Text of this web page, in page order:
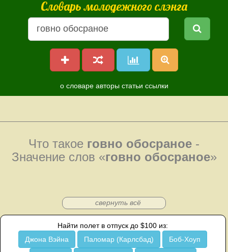
Словарь молодежного слэнга
о словаре авторы статьи ссылки
Что такое говно обосраное -
Значение слов «говно обосраное»
свернуть всё
Найти полет в отпуск до $100 из:
Джона Вэйна
Паломар (Карлсбад) Боб-Хоуп